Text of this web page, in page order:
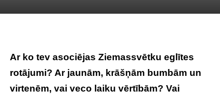
Ar ko tev asociējas Ziemassvētku eglītes
rotājumi? Ar jaunām, krāšņām bumbām un
virtenēm, vai veco laiku vērtībām? Vai